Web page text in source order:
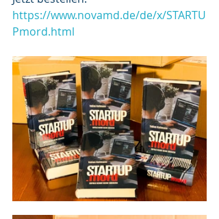
https://www.novamd.de/de/x/STARTU
Pmord.html